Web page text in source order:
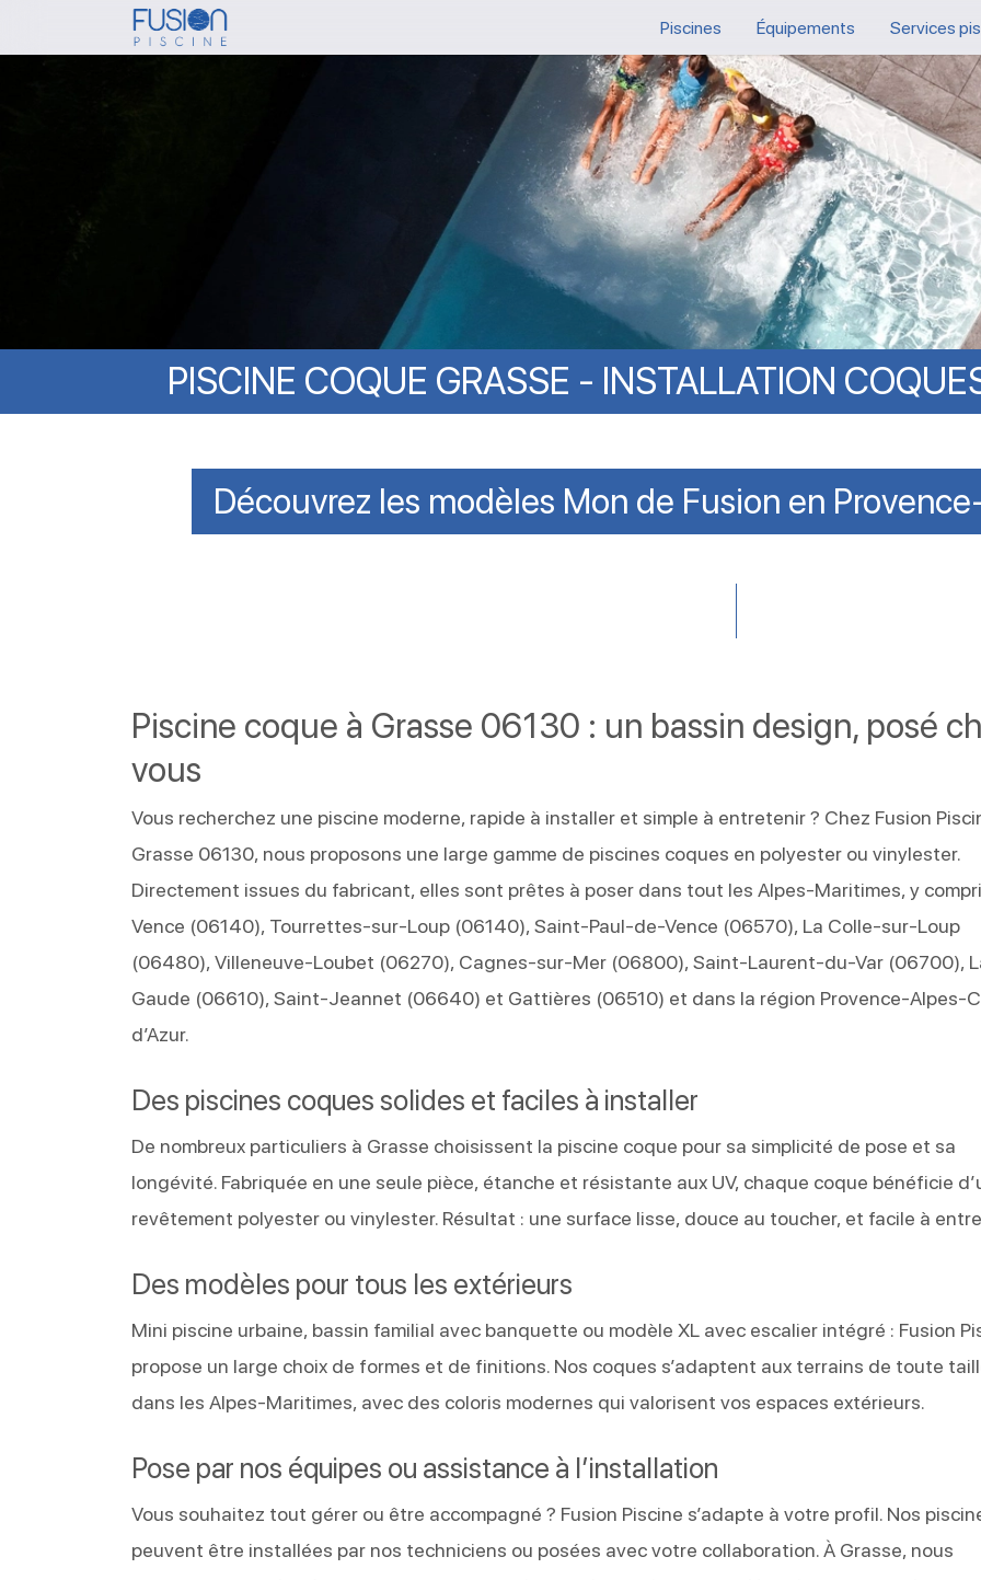
to
Piscines Équipements Services
PISCINE COQUE GRASSE - INSTALLATION
Découvrez les modèles Mon de Fusion en
Piscine coque à Grasse 06130 : un bassin design, posé
vous
Vous recherchez une piscine moderne, rapide à installer et simple à entretenir ? Chez Fusion
Grasse 06130, nous proposons une large gamme de piscines coques en polyester ou vinylester.
Directement issues du fabricant, elles sont prêtes à poser dans tout les Alpes-Maritimes, y
Vence (06140), Tourrettes-sur-Loup (06140), Saint-Paul-de-Vence (06570), La Colle-sur-Loup
(06480), Villeneuve-Loubet (06270), Cagnes-sur-Mer (06800), Saint-Laurent-du-Var (06700),
Gaude (06610), Saint-Jeannet (06640) et Gattières (06510) et dans la région Provence-Alpes-
d’Azur.
Des piscines coques solides et faciles à installer
De nombreux particuliers à Grasse choisissent la piscine coque pour sa simplicité de pose et sa
longévité. Fabriquée en une seule pièce, étanche et résistante aux UV, chaque coque bénéficie
revêtement polyester ou vinylester. Résultat : une surface lisse, douce au toucher, et facile à
Des modèles pour tous les extérieurs
Mini piscine urbaine, bassin familial avec banquette ou modèle XL avec escalier intégré : Fusion
propose un large choix de formes et de finitions. Nos coques s’adaptent aux terrains de toute
dans les Alpes-Maritimes, avec des coloris modernes qui valorisent vos espaces extérieurs.
Pose par nos équipes ou assistance à l’installation
Vous souhaitez tout gérer ou être accompagné ? Fusion Piscine s’adapte à votre profil. Nos
peuvent être installées par nos techniciens ou posées avec votre collaboration. À Grasse, nous